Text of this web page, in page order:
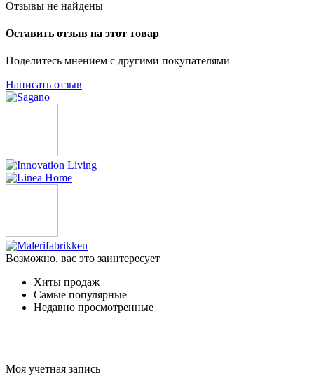
Отзывы не найдены
Оставить отзыв на этот товар
Поделитесь мнением с другими покупателями
Написать отзыв
Возможно, вас это заинтересует
Хиты продаж
Самые популярные
Недавно просмотренные
Моя учетная запись